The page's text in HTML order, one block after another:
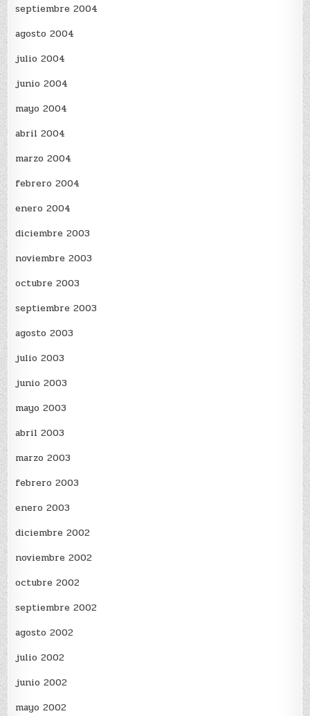
septiembre 2004
agosto 2004
julio 2004
junio 2004
mayo 2004
abril 2004
marzo 2004
febrero 2004
enero 2004
diciembre 2003
noviembre 2003
octubre 2003
septiembre 2003
agosto 2003
julio 2003
junio 2003
mayo 2003
abril 2003
marzo 2003
febrero 2003
enero 2003
diciembre 2002
noviembre 2002
octubre 2002
septiembre 2002
agosto 2002
julio 2002
junio 2002
mayo 2002